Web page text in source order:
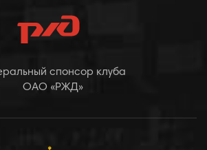
спонсор клуба
ОАО «РЖД»